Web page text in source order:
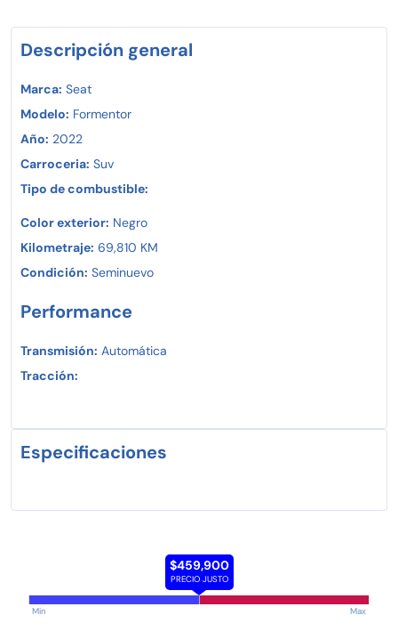
Descripción general
Marca: Seat
Modelo: Formentor
Año: 2022
Carroceria: Suv
Tipo de combustible:
Color exterior: Negro
Kilometraje: 69,810 KM
Condición: Seminuevo
Performance
Transmisión: Automática
Tracción:
Especificaciones
$459,900
PRECIO JUSTO
Min Max